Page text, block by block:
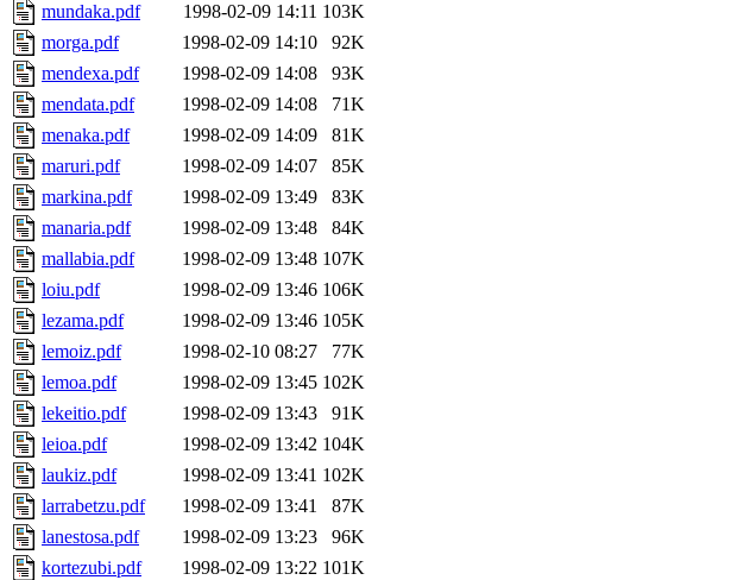
mundaka.pdf
1998-02-09 14:11 103K
morga.pdf
1998-02-09 14:10
92K
mendexa.pdf
1998-02-09 14:08
93K
mendata.pdf
1998-02-09 14:08
71K
menaka.pdf
1998-02-09 14:09
81K
maruri.pdf
1998-02-09 14:07
85K
markina.pdf
1998-02-09 13:49
83K
manaria.pdf
1998-02-09 13:48
84K
mallabia.pdf
1998-02-09 13:48 107K
loiu.pdf
1998-02-09 13:46 106K
lezama.pdf
1998-02-09 13:46 105K
lemoiz.pdf
1998-02-10 08:27
77K
lemoa.pdf
1998-02-09 13:45 102K
lekeitio.pdf
1998-02-09 13:43
91K
leioa.pdf
1998-02-09 13:42 104K
laukiz.pdf
1998-02-09 13:41 102K
larrabetzu.pdf
1998-02-09 13:41
87K
lanestosa.pdf
1998-02-09 13:23
96K
kortezubi.pdf
1998-02-09 13:22 101K